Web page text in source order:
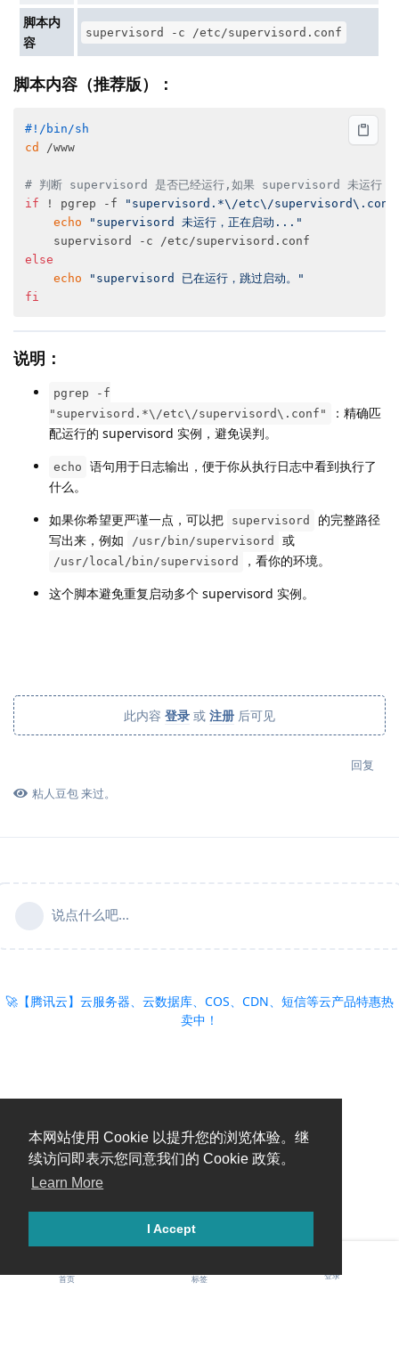
本网站使用 Cookie 以提升您的浏览体验。继
续访问即表示您同意我们的 Cookie 政策。
Learn More
I Accept
脚本内
容
supervisord -c /etc/supervisord.conf
脚本内容（推荐版）：
#!/bin/sh
cd
/www
# 判断 supervisord 是否已经运行,如果 supervisord 未运行，
if ! pgrep -f
"supervisord.*\/etc\/
echo
"supervisord 未运行，正在启动..."
else
echo
"supervisord 已在运行，跳过启动。"
fi
说明：
pgrep -f
"supervisord.*\/etc\/supervisord\.conf"
：精确匹
配运行的 supervisord 实例，避免误判。
echo
语句用于日志输出，便于你从执行日志中看到执行了
什么。
如果你希望更严谨一点，可以把
supervisord
的完整路径
写出来，例如
/usr/bin/supervisord 或
/usr/local/bin/supervisord
，看你的环境。
这个脚本避免重复启动多个 supervisord 实例。
此内容 登录 或 注册 后可见
回复
粘人豆包来过。
说点什么吧...
🚀【腾讯云】云服务器、云数据库、COS、CDN、短信等云产品特惠热
卖中！
首页 标签 登录